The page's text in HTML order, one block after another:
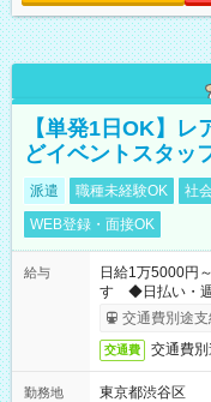
【単発1日OK】
どイベントスタッ
派遣 職種未経験OK 社
WEB登録・面接OK
給与
日給1万5000円
す ◆日払い・週
も異なります
交通費別途支
交通費 交通費
勤務地
東京都渋谷区